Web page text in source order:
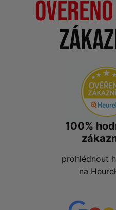
Ověřeno
100%
prohlédnout
na